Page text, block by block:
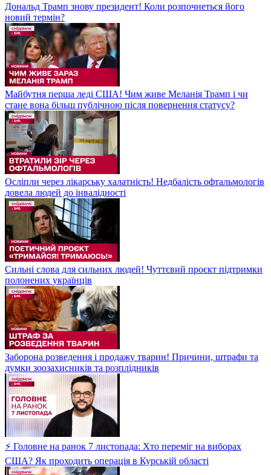
Дональд Трамп знову президент! Коли розпочнеться його
новий термін?
Майбутня перша леді США! Чим живе Меланія Трамп і чи
стане вона більш публічною після повернення статусу?
Осліпли через лікарську халатність! Недбалість офтальмологів
довела людей до інвалідності
Сильні слова для сильних людей! Чуттєвий проєкт підтримки
полонених українців
Заборона розведення і продажу тварин! Причини, штрафи та
думки зоозахисників та розплідників
⚡ Головне на ранок 7 листопада: Хто переміг на виборах
США? Як проходить операція в Курській області